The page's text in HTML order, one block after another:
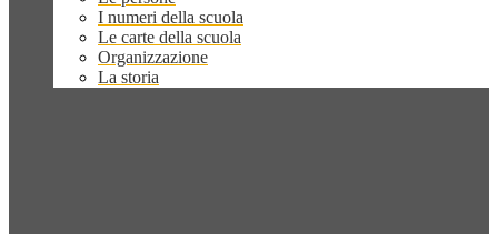
I numeri della scuola
Le carte della scuola
Organizzazione
La storia